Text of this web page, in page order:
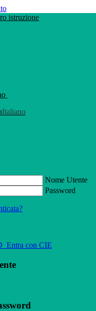
Italiano
Nome Utente
Password
Entra con CIE